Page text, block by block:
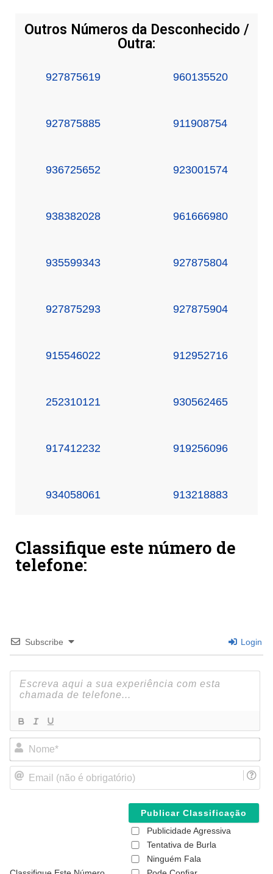
Outros Números da Desconhecido /
Outra:
927875619 960135520
927875885 911908754
936725652 923001574
938382028 961666980
935599343 927875804
927875293 927875904
915546022 912952716
252310121 930562465
917412232 919256096
934058061 913218883
Classifique este número de
telefone:
Subscribe Login
N
m
a
Publicidade Agressiva
Tentativa de Burla
Ninguém Fala